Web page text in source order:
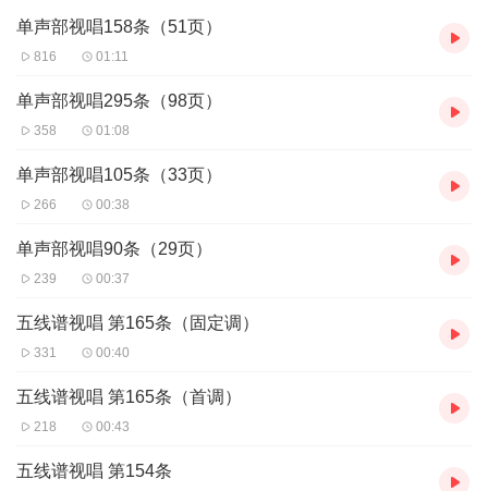
单声部视唱158条（51页）
816 01:11
单声部视唱295条（98页）
358 01:08
单声部视唱105条（33页）
266 00:38
单声部视唱90条（29页）
239 00:37
五线谱视唱 第165条（固定调）
331 00:40
五线谱视唱 第165条（首调）
218 00:43
五线谱视唱 第154条